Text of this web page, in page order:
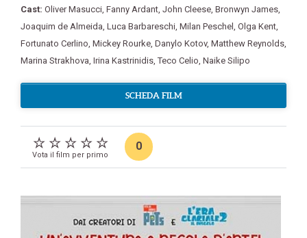
Cast: Oliver Masucci Fanny Ardant John Cleese Bronwyn James
Joaquim de Almeida Luca Barbareschi Milan Peschel Olga Kent
Fortunato Cerlino Mickey Rourke Danylo Kotov, Matthew Reynolds
Marina Strakhova Irina Kastrinidis ,Teco Celio Naike Silipo
SCHEDA FILM
Vota il film per primo
0